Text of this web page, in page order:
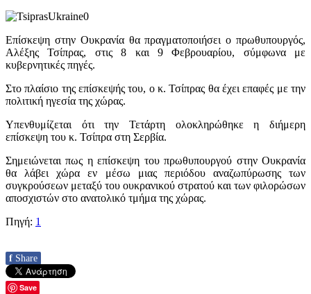
Επίσκεψη στην Ουκρανία θα πραγματοποιήσει ο πρωθυπουργός,
Αλέξης Τσίπρας, στις 8 και 9 Φεβρουαρίου, σύμφωνα με
κυβερνητικές πηγές.
Στο πλαίσιο της επίσκεψής του, ο κ. Τσίπρας θα έχει επαφές με την
πολιτική ηγεσία της χώρας.
Υπενθυμίζεται ότι την Τετάρτη ολοκληρώθηκε η διήμερη
επίσκεψη του κ. Τσίπρα στη Σερβία.
Σημειώνεται πως η επίσκεψη του πρωθυπουργού στην Ουκρανία
θα λάβει χώρα εν μέσω μιας περιόδου αναζωπύρωσης των
συγκρούσεων μεταξύ του ουκρανικού στρατού και των φιλορώσων
αποσχιστών στο ανατολικό τμήμα της χώρας.
Πηγή: 1
f Share
Save